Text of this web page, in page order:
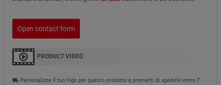
Open contact form
PRODUCT VIDEO
local_shipping Personalizza il tuo logo per questo prodotto e prometti di spedirlo entro 7